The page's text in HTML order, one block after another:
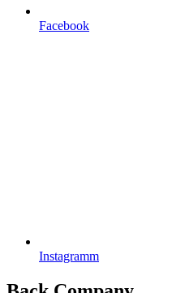
Facebook
Instagramm